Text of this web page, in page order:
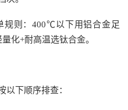
规则：400℃以下用铝合金足
化+耐高温选钛合金。
以下顺序排查：